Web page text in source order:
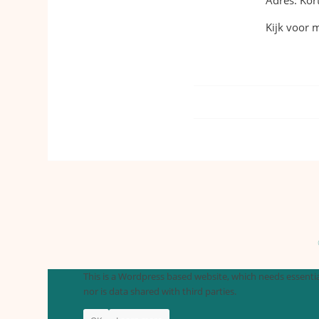
Kijk voor
This is a Wordpress based website, which needs
nor is data shared with third parties.